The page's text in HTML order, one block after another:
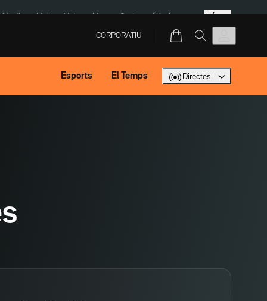
Multa a Meta Menors Ceuta Àtic Ayuso Més
CORPORATIU
Esports El Temps Directes